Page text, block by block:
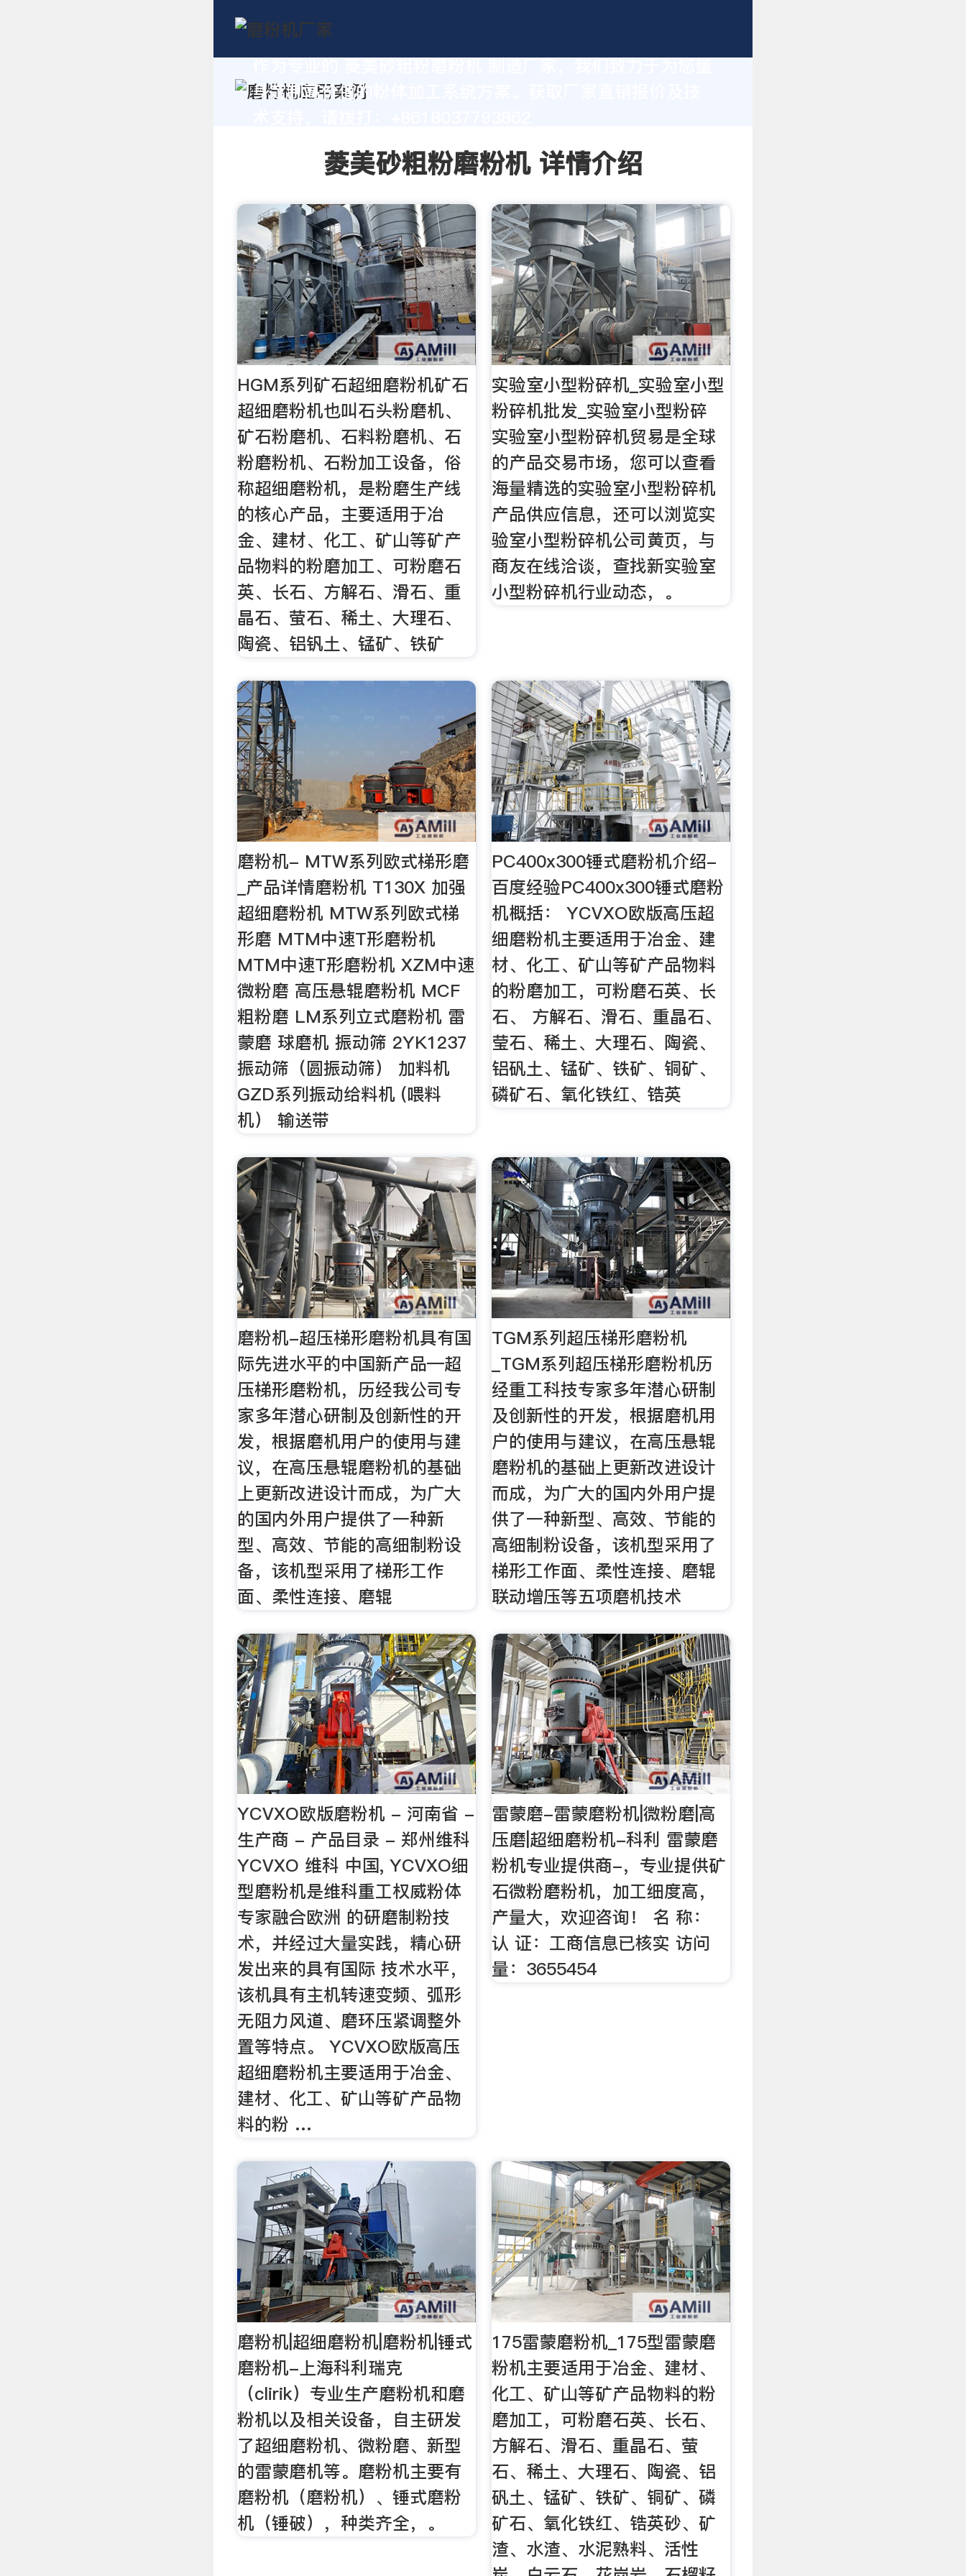
身定制高价值的粉体加工系统方案。获取厂家直销报价及技
菱美砂粗粉磨粉机 详情介绍
HGM系列矿石超细磨粉机矿石
超细磨粉机也叫石头粉磨机、
矿石粉磨机、石料粉磨机、石
粉磨粉机、石粉加工设备，俗
称超细磨粉机，是粉磨生产线
的核心产品，主要适用于冶
金、建材、化工、矿山等矿产
品物料的粉磨加工、可粉磨石
英、长石、方解石、滑石、重
晶石、萤石、稀土、大理石、
陶瓷、铝钒土、锰矿、铁矿
实验室小型粉碎机_实验室小型
粉碎机批发_实验室小型粉碎
实验室小型粉碎机贸易是全球
的产品交易市场，您可以查看
海量精选的实验室小型粉碎机
产品供应信息，还可以浏览实
验室小型粉碎机公司黄页，与
商友在线洽谈，查找新实验室
小型粉碎机行业动态，。
磨粉机- MTW系列欧式梯形磨
_产品详情磨粉机 T130X 加强
超细磨粉机 MTW系列欧式梯
形磨 MTM中速T形磨粉机
MTM中速T形磨粉机 XZM中速
微粉磨 高压悬辊磨粉机 MCF
粗粉磨 LM系列立式磨粉机 雷
蒙磨 球磨机 振动筛 2YK1237
振动筛（圆振动筛） 加料机
GZD系列振动给料机 (喂料
机） 输送带
PC400x300锤式磨粉机介绍-
百度经验PC400x300锤式磨粉
机概括： YCVXO欧版高压超
细磨粉机主要适用于冶金、建
材、化工、矿山等矿产品物料
的粉磨加工，可粉磨石英、长
石、 方解石、滑石、重晶石、
莹石、稀土、大理石、陶瓷、
铝矾土、锰矿、铁矿、铜矿、
磷矿石、氧化铁红、锆英
磨粉机-超压梯形磨粉机具有国
际先进水平的中国新产品—超
压梯形磨粉机，历经我公司专
家多年潜心研制及创新性的开
发，根据磨机用户的使用与建
议，在高压悬辊磨粉机的基础
上更新改进设计而成，为广大
的国内外用户提供了一种新
型、高效、节能的高细制粉设
备，该机型采用了梯形工作
面、柔性连接、磨辊
TGM系列超压梯形磨粉机
_TGM系列超压梯形磨粉机历
经重工科技专家多年潜心研制
及创新性的开发，根据磨机用
户的使用与建议，在高压悬辊
磨粉机的基础上更新改进设计
而成，为广大的国内外用户提
供了一种新型、高效、节能的
高细制粉设备，该机型采用了
梯形工作面、柔性连接、磨辊
联动增压等五项磨机技术
YCVXO欧版磨粉机 - 河南省 -
生产商 - 产品目录 - 郑州维科
YCVXO 维科 中国, YCVXO细
型磨粉机是维科重工权威粉体
专家融合欧洲 的研磨制粉技
术，并经过大量实践，精心研
发出来的具有国际 技术水平，
该机具有主机转速变频、弧形
无阻力风道、磨环压紧调整外
置等特点。 YCVXO欧版高压
超细磨粉机主要适用于冶金、
建材、化工、矿山等矿产品物
料的粉 …
雷蒙磨-雷蒙磨粉机|微粉磨|高
压磨|超细磨粉机-科利 雷蒙磨
粉机专业提供商-，专业提供矿
石微粉磨粉机，加工细度高，
产量大，欢迎咨询！ 名 称：
认 证：工商信息已核实 访问
量：3655454
磨粉机|超细磨粉机|磨粉机|锤式
磨粉机-上海科利瑞克
（clirik）专业生产磨粉机和磨
粉机以及相关设备，自主研发
了超细磨粉机、微粉磨、新型
的雷蒙磨机等。磨粉机主要有
磨粉机（磨粉机）、锤式磨粉
机（锤破），种类齐全，。
175雷蒙磨粉机_175型雷蒙磨
粉机主要适用于冶金、建材、
化工、矿山等矿产品物料的粉
磨加工，可粉磨石英、长石、
方解石、滑石、重晶石、萤
石、稀土、大理石、陶瓷、铝
矾土、锰矿、铁矿、铜矿、磷
矿石、氧化铁红、锆英砂、矿
渣、水渣、水泥熟料、活性